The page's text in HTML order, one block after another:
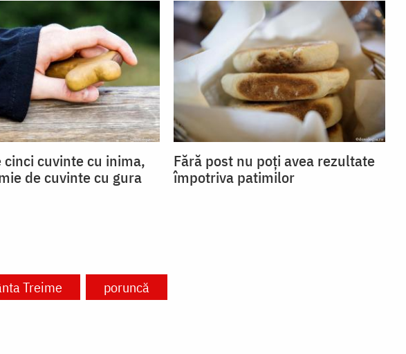
cinci cuvinte cu inima,
de cuvinte cu gura
Fără post nu poți avea rezultate
împotriva patimilor
Treime poruncă